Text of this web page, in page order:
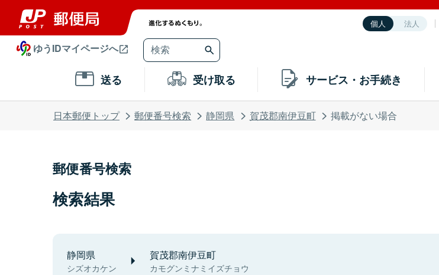
個人 法人
ゆうIDマイページへ
送る 受け取る サービス・お手続き
日本郵便トップ 郵便番号検索 静岡県 賀茂郡南伊豆町 掲載がない場合
郵便番号検索
検索結果
静岡県
シズオカケン
賀茂郡南伊豆町
カモグンミナミイズチョウ